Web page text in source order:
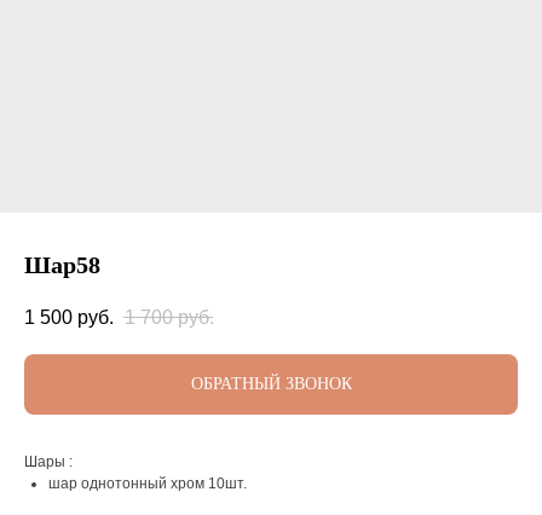
Шар58
1 500 руб. 1 700 руб.
ОБРАТНЫЙ ЗВОНОК
Шары :
шар однотонный хром 10шт.